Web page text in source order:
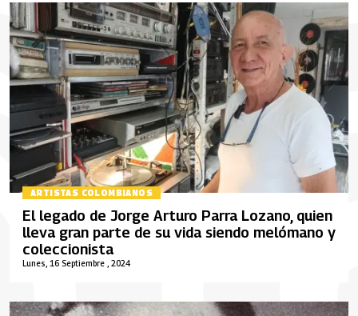
ARTISTAS COLOMBIANOS
Lunes, 16 Septiembre , 2024
El legado de Jorge Arturo Parra Lozano, quien
lleva gran parte de su vida siendo melómano y
coleccionista